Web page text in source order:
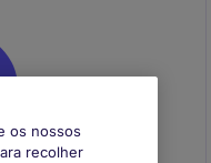
os nossos
recolher